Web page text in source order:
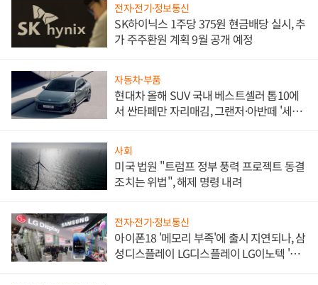
전자·전기·정보통신
SK하이닉스 1주당 375원 현금배당 실시, 추
가 주주환원 계획 9월 공개 예정
자동차·부품
현대차 올해 SUV 국내 베스트셀러 톱10에
서 싼타페만 자리매김, 그랜저·아반떼 '세단
사회
미국 법원 "트럼프 정부 풍력 프로젝트 동결
조치는 위법", 해제 명령 내려
전자·전기·정보통신
아이폰18 '메모리 부족'에 출시 지연되나, 삼
성디스플레이 LG디스플레이 LG이노텍 '탈